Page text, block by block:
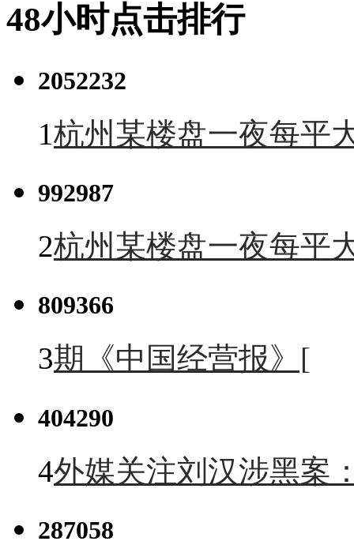
48小时点击排行
2052232
1杭州某楼盘一夜每平
992987
2杭州某楼盘一夜每平
809366
3期《中国经营报》[
404290
4外媒关注刘汉涉黑案
287058